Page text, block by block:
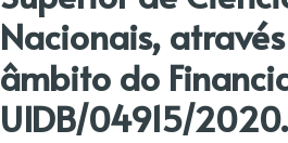
Nacionais,
âmbito do
UIDB/04915/2020.